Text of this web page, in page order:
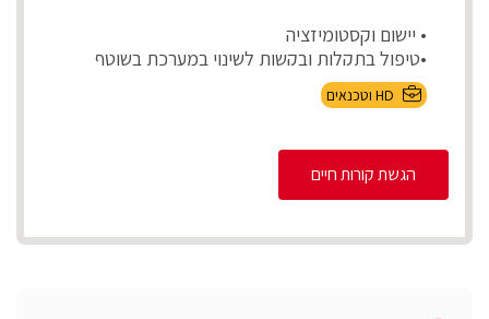
• יישום וקסטומיזציה
•טיפול בתקלות ובקשות לשינוי במערכת בשוטף
•בדיקות קבלה לפיתוח...
HD וטכנאים
הגשת קורות חיים